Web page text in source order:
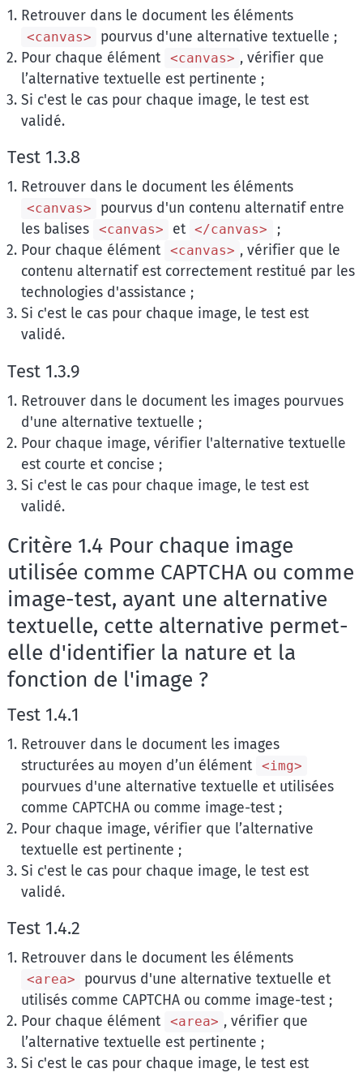
Retrouver dans le document les éléments
<canvas>
pourvus d'une alternative textuelle ;
Pour chaque élément <canvas> , vérifier que
l’alternative textuelle est pertinente ;
Si c'est le cas pour chaque image, le test est
validé.
Test 1.3.8
Retrouver dans le document les éléments
<canvas>
pourvus d'un contenu alternatif entre
les balises
<canvas> et </canvas>
;
Pour chaque élément <canvas> , vérifier que le
contenu alternatif est correctement restitué par les
technologies d'assistance ;
Si c'est le cas pour chaque image, le test est
validé.
Test 1.3.9
Retrouver dans le document les images pourvues
d'une alternative textuelle ;
Pour chaque image, vérifier l'alternative textuelle
est courte et concise ;
Si c'est le cas pour chaque image, le test est
validé.
Critère 1.4 Pour chaque image
utilisée comme CAPTCHA ou comme
image-test, ayant une alternative
textuelle, cette alternative permet-
elle d'identifier la nature et la
fonction de l'image ?
Test 1.4.1
Retrouver dans le document les images
structurées au moyen d’un élément <img>
pourvues d'une alternative textuelle et utilisées
comme CAPTCHA ou comme image-test ;
Pour chaque image, vérifier que l’alternative
textuelle est pertinente ;
Si c'est le cas pour chaque image, le test est
validé.
Test 1.4.2
Retrouver dans le document les éléments
<area>
pourvus d'une alternative textuelle et
utilisés comme CAPTCHA ou comme image-test ;
Pour chaque élément <area> , vérifier que
l’alternative textuelle est pertinente ;
Si c'est le cas pour chaque image, le test est